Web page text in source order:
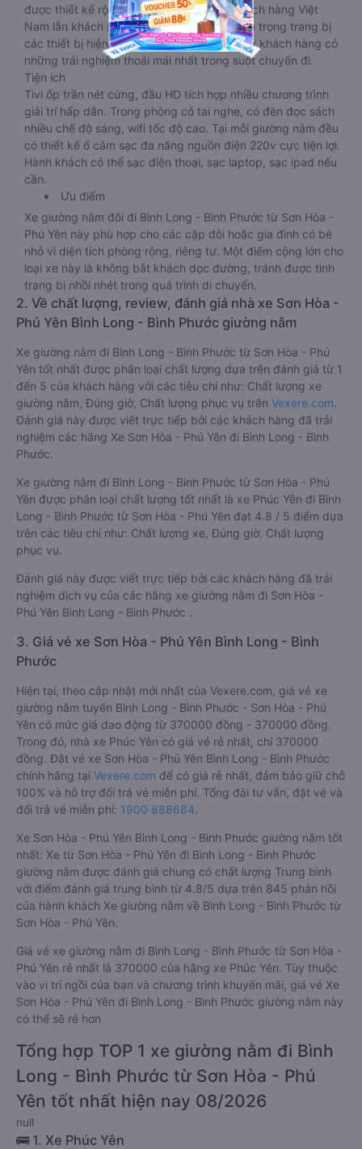
được thiết kế rộng hơn, phù hợp với cả khách hàng Việt
Nam lẫn khách nước ngoài. Nhà xe vẫn chú trọng trang bị
các thiết bị hiện đại nhằm đảm bảo cho quý khách hàng có
những trải nghiệm thoải mái nhất trong suốt chuyến đi.
Tiện ích
Tivi ốp trần nét cứng, đầu HD tích hợp nhiều chương trình
giải trí hấp dẫn. Trong phòng có tai nghe, có đèn đọc sách
nhiều chế độ sáng, wifi tốc độ cao. Tại mỗi giường nằm đều
có thiết kế ổ cắm sạc đa năng nguồn điện 220v cực tiện lợi.
Hành khách có thể sạc điện thoại, sạc laptop, sạc ipad nếu
cần.
Ưu điểm
Xe giường nằm đôi đi Bình Long - Bình Phước từ Sơn Hòa -
Phú Yên này phù hợp cho các cặp đôi hoặc gia đình có bé
nhỏ vì diện tích phòng rộng, riêng tư. Một điểm cộng lớn cho
loại xe này là không bắt khách dọc đường, tránh được tình
trạng bị nhồi nhét trong quá trình di chuyển.
2. Về chất lượng, review, đánh giá nhà xe Sơn Hòa -
Phú Yên Bình Long - Bình Phước giường nằm
Xe giường nằm đi Bình Long - Bình Phước từ Sơn Hòa - Phú
Yên tốt nhất được phân loại chất lượng dựa trên đánh giá từ 1
đến 5 của khách hàng với các tiêu chí như: Chất lượng xe
giường nằm, Đúng giờ, Chất lượng phục vụ trên Vexere.com.
Đánh giá này được viết trực tiếp bởi các khách hàng đã trải
nghiệm các hãng Xe Sơn Hòa - Phú Yên đi Bình Long - Bình
Phước.
Xe giường nằm đi Bình Long - Bình Phước từ Sơn Hòa - Phú
Yên được phân loại chất lượng tốt nhất là xe Phúc Yên đi Bình
Long - Bình Phước từ Sơn Hòa - Phú Yên đạt 4.8 / 5 điểm dựa
trên các tiêu chí như: Chất lượng xe, Đúng giờ, Chất lượng
phục vụ.
Đánh giá này được viết trực tiếp bởi các khách hàng đã trải
nghiệm dịch vụ của các hãng xe giường nằm đi Sơn Hòa -
Phú Yên Bình Long - Bình Phước .
3. Giá vé xe Sơn Hòa - Phú Yên Bình Long - Bình
Phước
Hiện tại, theo cập nhật mới nhất của Vexere.com, giá vé xe
giường nằm tuyến Bình Long - Bình Phước - Sơn Hòa - Phú
Yên có mức giá dao động từ 370000 đồng - 370000 đồng.
Trong đó, nhà xe Phúc Yên có giá vé rẻ nhất, chỉ 370000
đồng. Đặt vé xe Sơn Hòa - Phú Yên Bình Long - Bình Phước
chính hãng tại Vexere.com để có giá rẻ nhất, đảm bảo giữ chỗ
100% và hỗ trợ đổi trả vé miễn phí. Tổng đài tư vấn, đặt vé và
đổi trả vé miễn phí: 1900 888684.
Xe Sơn Hòa - Phú Yên Bình Long - Bình Phước giường nằm tốt
nhất: Xe từ Sơn Hòa - Phú Yên đi Bình Long - Bình Phước
giường nằm được đánh giá chung có chất lượng Trung bình
với điểm đánh giá trung bình từ 4.8/5 dựa trên 845 phản hồi
của hành khách Xe giường nằm về Bình Long - Bình Phước từ
Sơn Hòa - Phú Yên.
Giá vé xe giường nằm đi Bình Long - Bình Phước từ Sơn Hòa -
Phú Yên rẻ nhất là 370000 của hãng xe Phúc Yên. Tùy thuộc
vào vị trí ngồi của bạn và chương trình khuyến mãi, giá vé Xe
Sơn Hòa - Phú Yên đi Bình Long - Bình Phước giường nằm này
có thể sẽ rẻ hơn
Tổng hợp TOP 1 xe giường nằm đi Bình
Long - Bình Phước từ Sơn Hòa - Phú
Yên tốt nhất hiện nay 08/2026
null
🚌 1. Xe Phúc Yên